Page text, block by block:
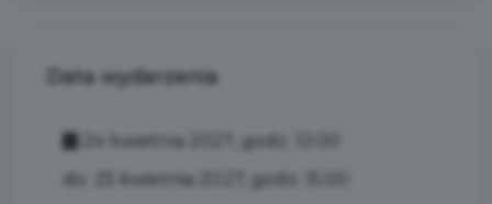
Data wydarzenia
24 kwietnia 2027, godz. 12:00
do: 25 kwietnia 2027, godz. 15:00